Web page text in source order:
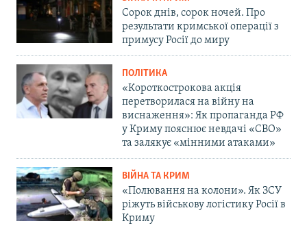
Сорок днів, сорок ночей. Про
результати кримської операції з
примусу Росії до миру
ПОЛІТИКА
«Короткострокова акція
перетворилася на війну на
виснаження»: Як пропаганда РФ
у Криму пояснює невдачі «СВО»
та залякує «мінними атаками»
ВІЙНА ТА КРИМ
«Полювання на колони». Як ЗСУ
ріжуть військову логістику Росії в
Криму